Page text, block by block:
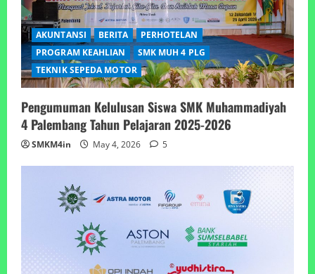
AKUNTANSI BERITA
PERHOTELAN
PROGRAM KEAHLIAN
SMK MUH 4 PLG
TEKNIK SEPEDA MOTOR
Pengumuman Kelulusan Siswa SMK Muhammadiyah
4 Palembang Tahun Pelajaran 2025-2026
SMKM4in May 4, 2026 5